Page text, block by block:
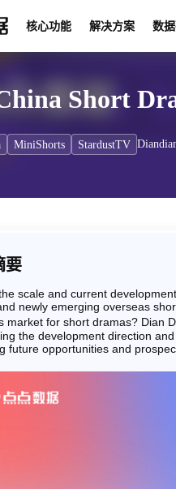
核心功能 解决方案 数
Short
MiniShorts StardustTV
要
scale and current
newly emerging overseas
market for short dramas? Dian
the development direction
future opportunities and